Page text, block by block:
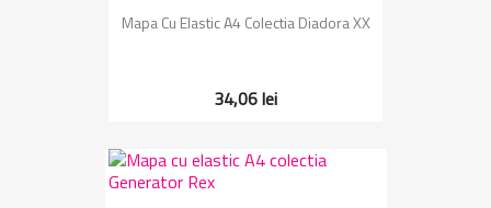
Mapa Cu Elastic A4 Colectia Diadora XX
34,06 lei